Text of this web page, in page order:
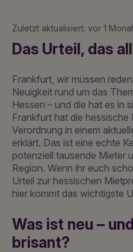
Zuletzt aktualisiert: vor 1 Monat
Das Urteil, das
Frankfurt, wir müssen
Neuigkeit rund um das
Hessen – und die hat es in
Frankfurt hat die hessische
Verordnung in einem
erklärt. Das ist eine echte
potenziell tausende Mieter
Region. Wenn ihr euch
Urteil zur hessischen
hier kommt das wichtigste
Was ist neu –
brisant?